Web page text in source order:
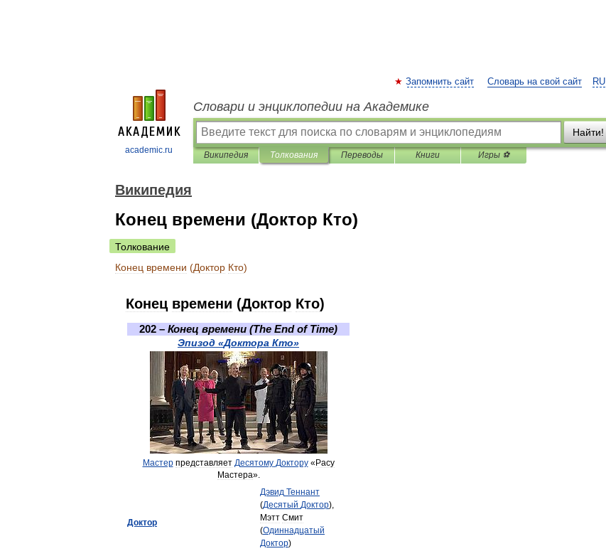
academic.ru
RU
Запомнить сайт Словарь на свой сайт
Словари и энциклопедии на Академике
Найти!
Википедия Толкования Переводы Книги Игры ⚽
Википедия
Конец времени (Доктор Кто)
Толкование
Конец времени (Доктор Кто)
Конец времени (Доктор Кто)
202 – Конец времени (The End of Time)
Эпизод «Доктора Кто»
Мастер представляет Десятому Доктору«Расу
Мастера».
Доктор
Дэвид Теннант
(Десятый Доктор),
Мэтт Смит
(Одиннадцатый
Доктор)